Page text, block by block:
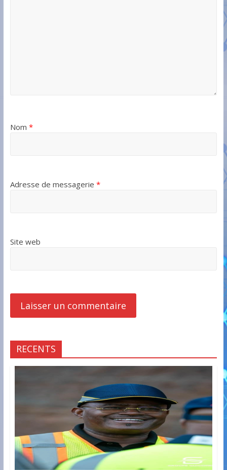
Nom *
Adresse de messagerie *
Site web
RECENTS